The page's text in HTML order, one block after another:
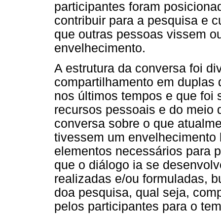
participantes foram
contribuir para a pesquisa e
que outras pessoas vissem
envelhecimento.
A estrutura da conversa foi
compartilhamento em duplas
nos últimos tempos e que foi
recursos pessoais e do meio
conversa sobre o que
tivessem um
elementos necessários para
que o diálogo ia se
realizadas e/ou formuladas,
doa pesquisa, qual seja,
pelos participantes para o